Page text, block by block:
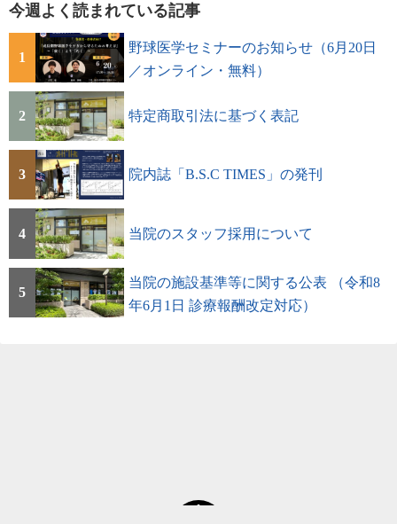
今週よく読まれている記事
1
野球医学セミナーのお知らせ（6月20日
／オンライン・無料）
2 特定商取引法に基づく表記
3 院内誌「B.S.C TIMES」の発刊
4 当院のスタッフ採用について
5
当院の施設基準等に関する公表 （令和8
年6月1日 診療報酬改定対応）